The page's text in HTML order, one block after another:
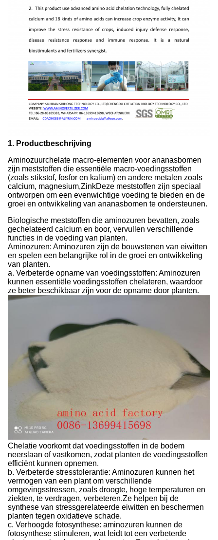
1. Productbeschrijving
Aminozuurchelate macro-elementen voor ananasbomen
zijn meststoffen die essentiële macro-voedingsstoffen
(zoals stikstof, fosfor en kalium) en andere metalen zoals
calcium, magnesium,ZinkDeze meststoffen zijn speciaal
ontworpen om een evenwichtige voeding te bieden en de
groei en ontwikkeling van ananasbomen te ondersteunen.
Biologische meststoffen die aminozuren bevatten, zoals
gechelateerd calcium en boor, vervullen verschillende
functies in de voeding van planten.
Aminozuren: Aminozuren zijn de bouwstenen van eiwitten
en spelen een belangrijke rol in de groei en ontwikkeling
van planten.
a. Verbeterde opname van voedingsstoffen: Aminozuren
kunnen essentiële voedingsstoffen chelateren, waardoor
ze beter beschikbaar zijn voor de opname door planten.
Chelatie voorkomt dat voedingsstoffen in de bodem
neerslaan of vastkomen, zodat planten de voedingsstoffen
efficiënt kunnen opnemen.
b. Verbeterde stresstolerantie: Aminozuren kunnen het
vermogen van een plant om verschillende
omgevingsstressen, zoals droogte, hoge temperaturen en
ziekten, te verdragen, verbeteren.Ze helpen bij de
synthese van stressgerelateerde eiwitten en beschermen
planten tegen oxidatieve schade.
c. Verhoogde fotosynthese: aminozuren kunnen de
fotosynthese stimuleren, wat leidt tot een verbeterde